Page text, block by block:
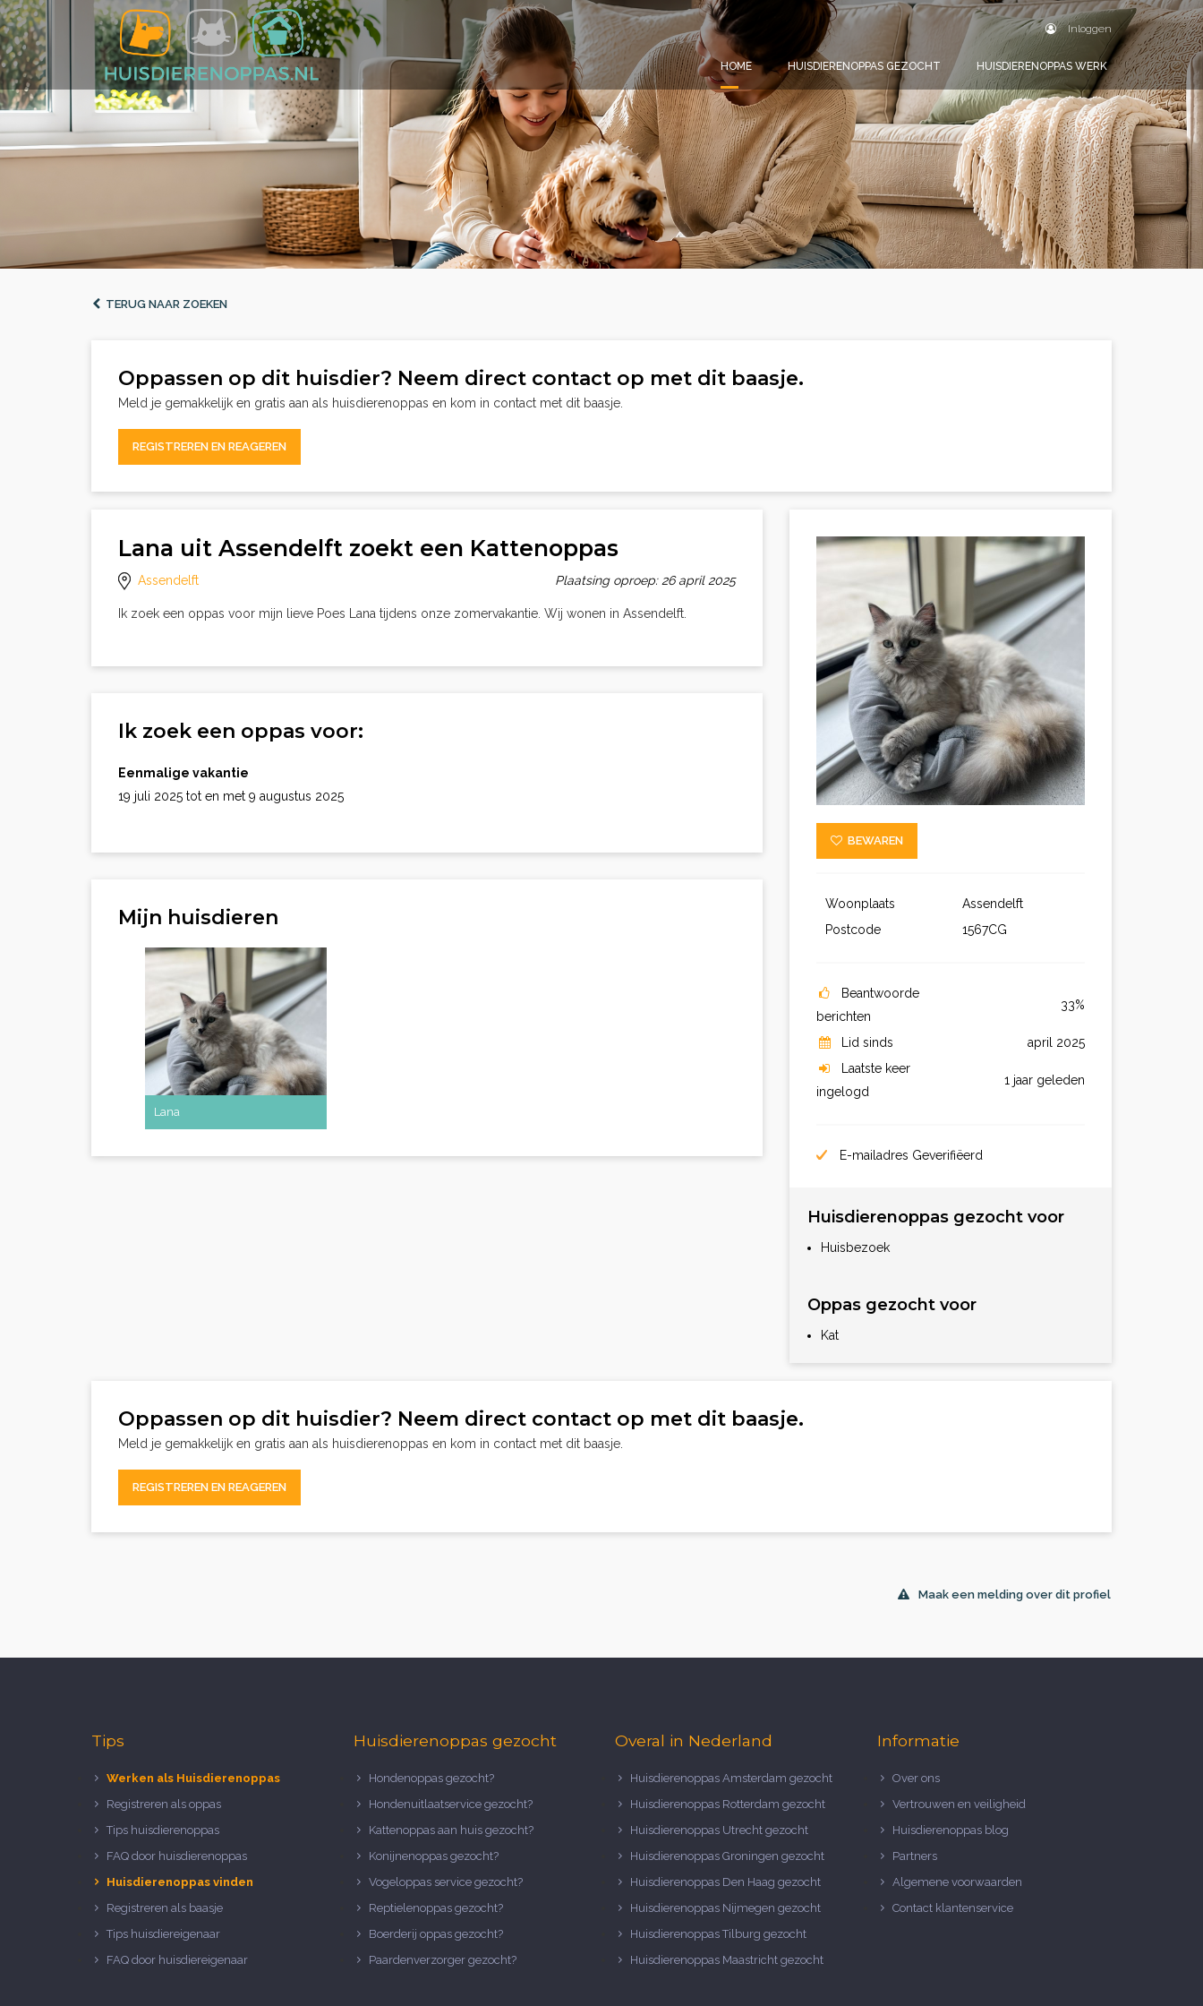
Inloggen
HOME HUISDIERENOPPAS GEZOCHT HUISDIERENOPPAS WERK
TERUG NAAR ZOEKEN
Oppassen op dit huisdier? Neem direct contact op met dit baasje.
Meld je gemakkelijk en gratis aan als huisdierenoppas en kom in contact met dit baasje.
REGISTREREN EN REAGEREN
Lana uit Assendelft zoekt een Kattenoppas
Assendelft Plaatsing oproep: 26 april 2025
Ik zoek een oppas voor mijn lieve Poes Lana tijdens onze zomervakantie. Wij wonen in Assendelft.
Ik zoek een oppas voor:
Eenmalige vakantie
19 juli 2025 tot en met 9 augustus 2025
Mijn huisdieren
Lana
BEWAREN
Woonplaats
Assendelft
Postcode
1567CG
Beantwoorde
berichten
33%
Lid sinds
april 2025
Laatste keer
ingelogd
1 jaar geleden
E-mailadres Geverifiëerd
Huisdierenoppas gezocht voor
Huisbezoek
Oppas gezocht voor
Kat
Oppassen op dit huisdier? Neem direct contact op met dit baasje.
Meld je gemakkelijk en gratis aan als huisdierenoppas en kom in contact met dit baasje.
REGISTREREN EN REAGEREN
Maak een melding over dit profiel
Tips
Werken als Huisdierenoppas
Registreren als oppas
Tips huisdierenoppas
FAQ door huisdierenoppas
Huisdierenoppas vinden
Registreren als baasje
Tips huisdiereigenaar
FAQ door huisdiereigenaar
Huisdierenoppas gezocht
Hondenoppas gezocht?
Hondenuitlaatservice gezocht?
Kattenoppas aan huis gezocht?
Konijnenoppas gezocht?
Vogeloppas service gezocht?
Reptielenoppas gezocht?
Boerderij oppas gezocht?
Paardenverzorger gezocht?
Overal in Nederland
Huisdierenoppas Amsterdam gezocht
Huisdierenoppas Rotterdam gezocht
Huisdierenoppas Utrecht gezocht
Huisdierenoppas Groningen gezocht
Huisdierenoppas Den Haag gezocht
Huisdierenoppas Nijmegen gezocht
Huisdierenoppas Tilburg gezocht
Huisdierenoppas Maastricht gezocht
Informatie
Over ons
Vertrouwen en veiligheid
Huisdierenoppas blog
Partners
Algemene voorwaarden
Contact klantenservice